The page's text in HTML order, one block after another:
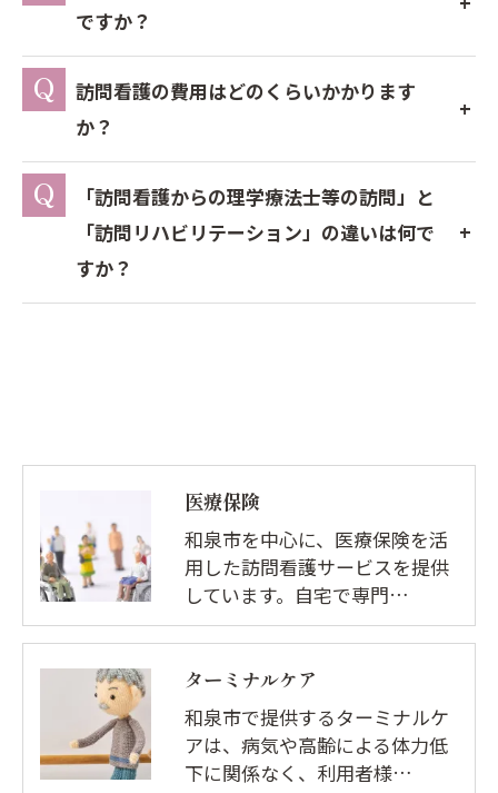
ですか？
訪問看護の費用はどのくらいかかります
か？
「訪問看護からの理学療法士等の訪問」と
「訪問リハビリテーション」の違いは何で
すか？
医療保険
和泉市を中心に、医療保険を活
用した訪問看護サービスを提供
しています。自宅で専門…
ターミナルケア
和泉市で提供するターミナルケ
アは、病気や高齢による体力低
下に関係なく、利用者様…